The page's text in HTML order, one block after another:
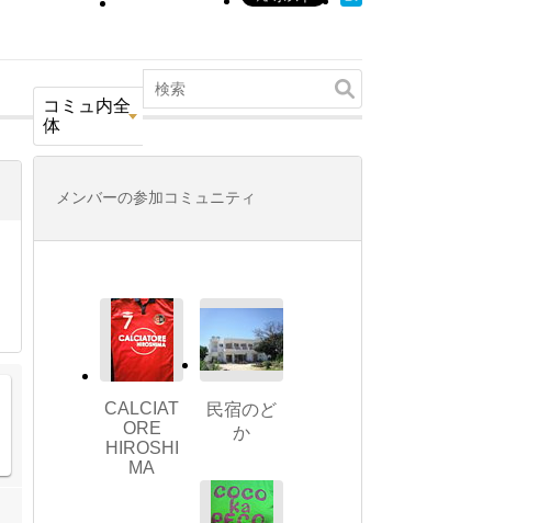
コミュ内全
体
メンバーの参加コミュニティ
CALCIAT
ORE
HIROSHI
MA
民宿のど
か